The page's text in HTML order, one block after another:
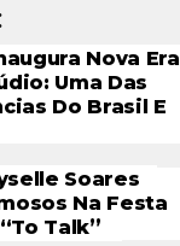
Nova Era
Uma Das
Do Brasil E
Soares
Na Festa
Talk”